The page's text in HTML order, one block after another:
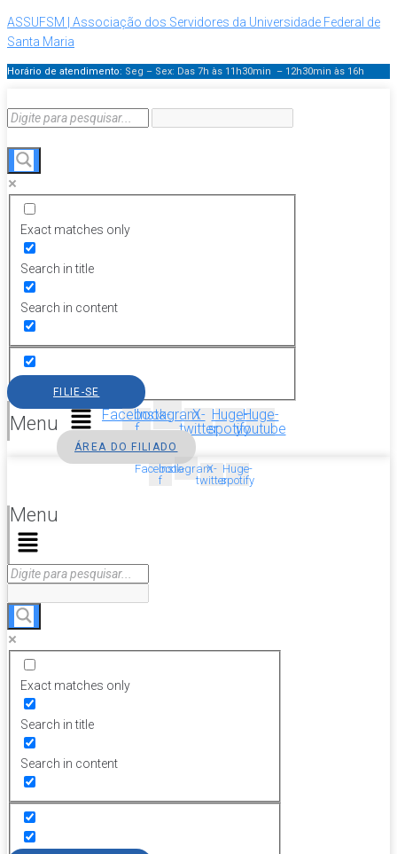
ASSUFSM | Associação dos Servidores da Universidade Federal de
Santa Maria
Horário de atendimento: Seg – Sex: Das 7h às 11h30min – 12h30min às 16h
Exact matches only
Search in title
Search in content
Menu
FILIE-SE
Facebook-
f
InstagramX-
twitter
Huge-
spotify
Huge-
youtube
ÁREA DO FILIADO
Facebook-
f
InstagramX-
twitter
Huge-
spotify
Menu
Exact matches only
Search in title
Search in content